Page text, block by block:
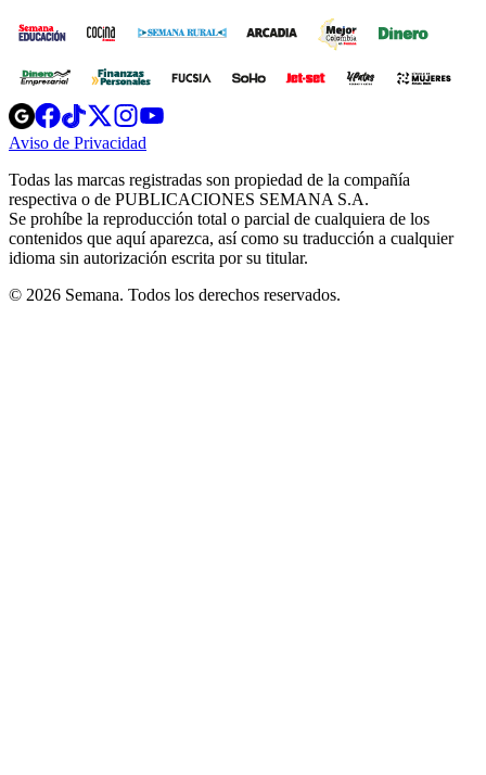
Opens
in
new
Opens
in
new
Opens
in
new
window
Opens
new
windowwindow
Aviso de Privacidad
new
window
Todas las marcas registradas son propiedad de la compañía
respectiva o de PUBLICACIONES SEMANA S.A.
Se prohíbe la reproducción total o parcial de cualquiera de los
contenidos que aquí aparezca, así como su traducción a cualquier
idioma sin autorización escrita por su titular.
© 2026 Semana. Todos los derechos reservados.